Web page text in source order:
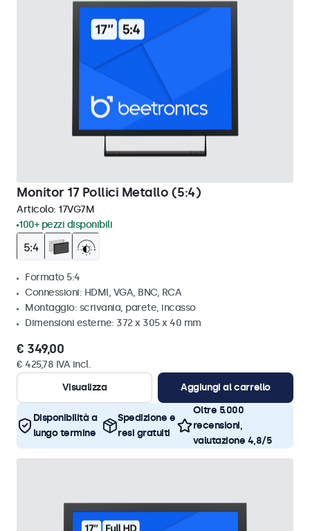
Monitor 17 Pollici Metallo (5:4)
Articolo: 17VG7M
100+ pezzi disponibili
Formato 5:4
Connessioni: HDMI, VGA, BNC, RCA
Montaggio: scrivania, parete, incasso
Dimensioni esterne: 372 x 305 x 40 mm
€ 349,00
€ 425,78 IVA incl.
Visualizza
Aggiungi al carrello
Disponibilità a
lungo termine
Spedizione e
resi gratuiti
Oltre 5.000
recensioni,
valutazione 4,8/5